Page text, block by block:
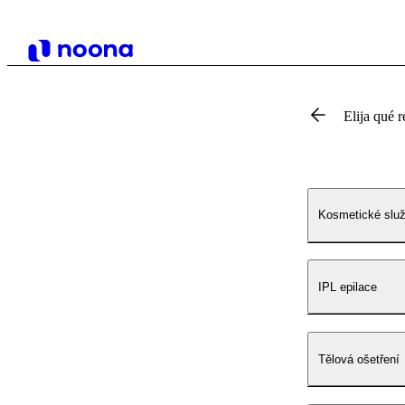
Elija qué
Kosmetické
IPL epilace
Tělová ošetření